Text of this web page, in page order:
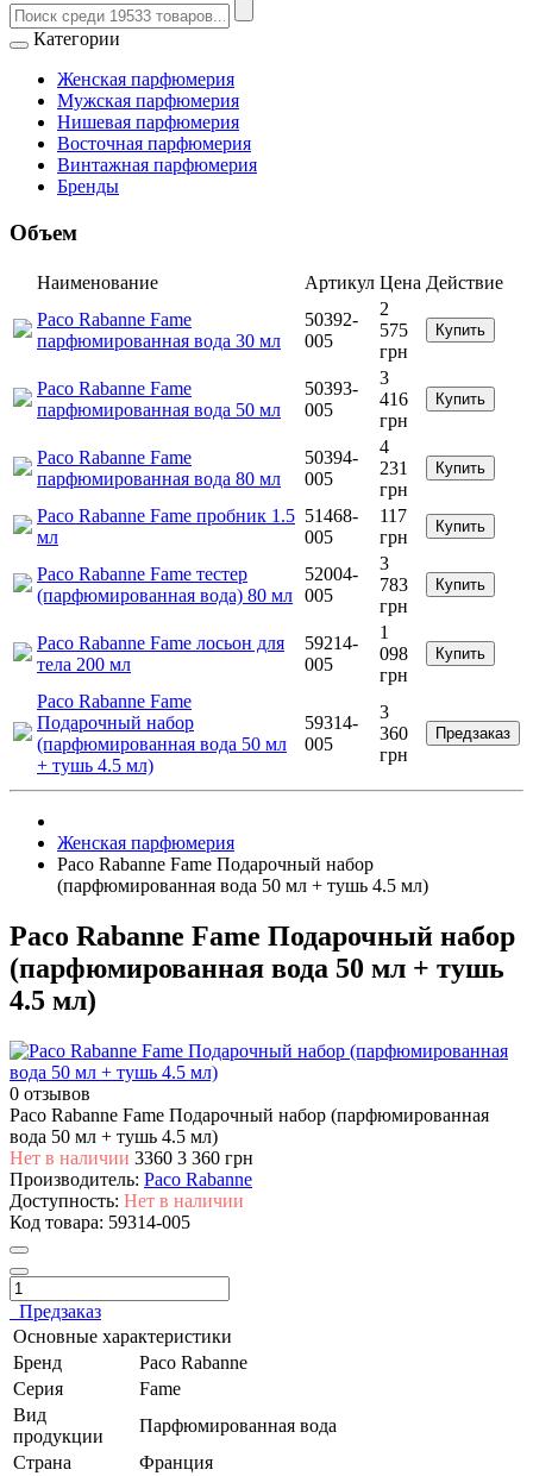
Категории
Женская парфюмерия
Мужская парфюмерия
Нишевая парфюмерия
Восточная парфюмерия
Винтажная парфюмерия
Бренды
Объем
Наименование Артикул Цена Действие
Paco Rabanne Fame
парфюмированная вода 30 мл
50392-
005
2
575
грн
Купить
Paco Rabanne Fame
парфюмированная вода 50 мл
50393-
005
3
416
грн
Купить
Paco Rabanne Fame
парфюмированная вода 80 мл
50394-
005
4
231
грн
Купить
Paco Rabanne Fame пробник 1.5
мл
51468-
005
117
грн
Купить
Paco Rabanne Fame тестер
(парфюмированная вода) 80 мл
52004-
005
3
783
грн
Купить
Paco Rabanne Fame лосьон для
тела 200 мл
59214-
005
1
098
грн
Купить
Paco Rabanne Fame
Подарочный набор
(парфюмированная вода 50 мл
+ тушь 4.5 мл)
59314-
005
3
360
грн
Предзаказ
Женская парфюмерия
Paco Rabanne Fame Подарочный набор
(парфюмированная вода 50 мл + тушь 4.5 мл)
Paco Rabanne Fame Подарочный набор
(парфюмированная вода 50 мл + тушь
4.5 мл)
0 отзывов
Paco Rabanne Fame Подарочный набор (парфюмированная
вода 50 мл + тушь 4.5 мл)
Нет в наличии 3360 3 360 грн
Производитель: Paco Rabanne
Доступность: Нет в наличии
Код товара: 59314-005
Предзаказ
Основные характеристики
Бренд
Paco Rabanne
Серия
Fame
Вид
продукции
Парфюмированная вода
Страна
Франция